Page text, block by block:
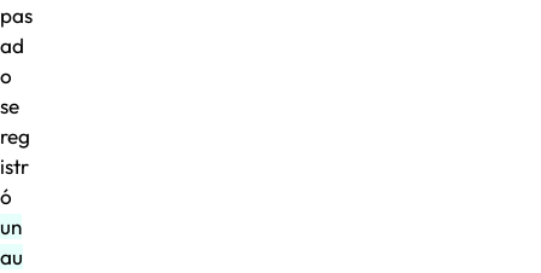
pas
ad
o
se
reg
istr
ó
un
au